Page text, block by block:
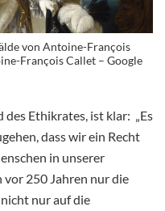
von Antoine-François
François Callet – Google
Ethikrates, ist klar: „Es
dass wir ein Recht
in unserer
vor 250 Jahren nur die
nur auf die